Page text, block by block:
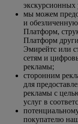
экскурсионных
мы можем
и
Платформ,
Платформ
Эмирейтс или
сетям и
рекламы;
сторонним
для
рекламы с
услуг в
покупателю